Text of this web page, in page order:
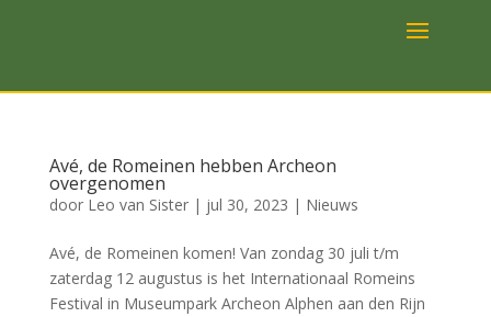
Avé, de Romeinen hebben Archeon
overgenomen
door Leo van Sister| jul 30, 2023 | Nieuws
Avé, de Romeinen komen! Van zondag 30 juli t/m
zaterdag 12 augustus is het Internationaal Romeins
Festival in Museumpark Archeon Alphen aan den Rijn